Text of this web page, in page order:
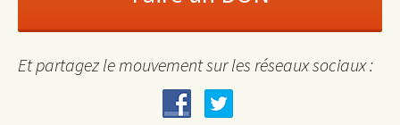
Et partagez le mouvement sur les réseaux sociaux :